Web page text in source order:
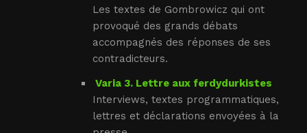
Les textes de Gombrowicz qui ont
provoqué des grands débats
accompagnés des réponses de ses
contradicteurs.
Varia 3. Lettre aux ferdydurkistes
Interviews, textes programmatiques,
lettres et déclarations envoyées à la